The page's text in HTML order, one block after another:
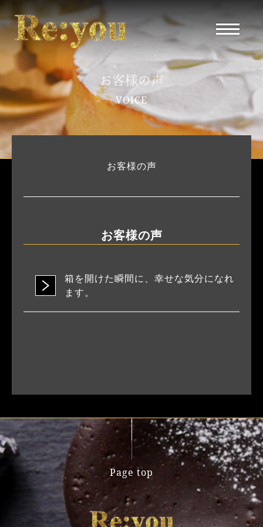
お客様の声
VOICE
お客様の声
お客様の声
箱を開けた瞬間に、幸せな気分になれ
ます。
Page top